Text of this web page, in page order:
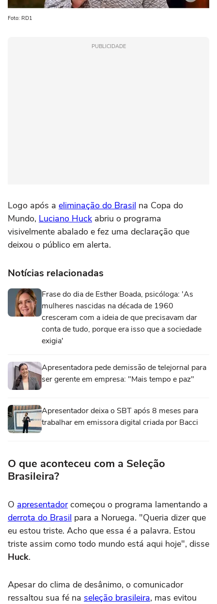
Foto: RD1
PUBLICIDADE
Logo após a eliminação do Brasil na Copa do
Mundo, Luciano Huck abriu o programa
visivelmente abalado e fez uma declaração que
deixou o público em alerta.
Notícias relacionadas
Frase do dia de Esther Boada, psicóloga: 'As
mulheres nascidas na década de 1960
cresceram com a ideia de que precisavam dar
conta de tudo, porque era isso que a sociedade
exigia'
Apresentadora pede demissão de telejornal para
ser gerente em empresa: "Mais tempo e paz"
Apresentador deixa o SBT após 8 meses para
trabalhar em emissora digital criada por Bacci
O que aconteceu com a Seleção
Brasileira?
O apresentadorcomeçou o programa lamentando a
derrota do Brasil para a Noruega. "Queria dizer que
eu estou triste. Acho que essa é a palavra. Estou
triste assim como todo mundo está aqui hoje", disse
Huck.
Apesar do clima de desânimo, o comunicador
ressaltou sua fé na seleção brasileira, mas evitou